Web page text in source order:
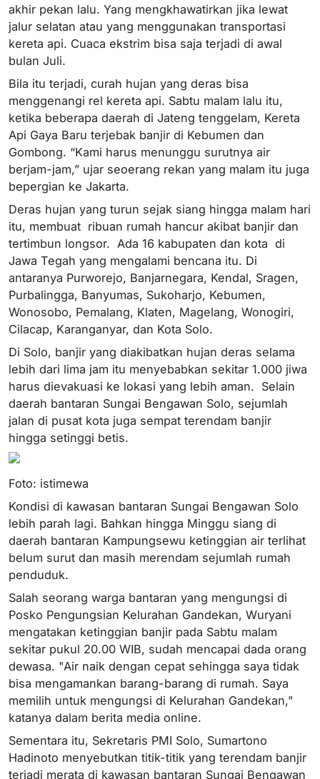
akhir pekan lalu. Yang mengkhawatirkan jika lewat
jalur selatan atau yang menggunakan transportasi
kereta api. Cuaca ekstrim bisa saja terjadi di awal
bulan Juli.
Bila itu terjadi, curah hujan yang deras bisa
menggenangi rel kereta api. Sabtu malam lalu itu,
ketika beberapa daerah di Jateng tenggelam, Kereta
Api Gaya Baru terjebak banjir di Kebumen dan
Gombong. “Kami harus menunggu surutnya air
berjam-jam,” ujar seoerang rekan yang malam itu juga
bepergian ke Jakarta.
Deras hujan yang turun sejak siang hingga malam hari
itu, membuat ribuan rumah hancur akibat banjir dan
tertimbun longsor. Ada 16 kabupaten dan kota di
Jawa Tegah yang mengalami bencana itu. Di
antaranya Purworejo, Banjarnegara, Kendal, Sragen,
Purbalingga, Banyumas, Sukoharjo, Kebumen,
Wonosobo, Pemalang, Klaten, Magelang, Wonogiri,
Cilacap, Karanganyar, dan Kota Solo.
Di Solo, banjir yang diakibatkan hujan deras selama
lebih dari lima jam itu menyebabkan sekitar 1.000 jiwa
harus dievakuasi ke lokasi yang lebih aman. Selain
daerah bantaran Sungai Bengawan Solo, sejumlah
jalan di pusat kota juga sempat terendam banjir
hingga setinggi betis.
Foto: istimewa
Kondisi di kawasan bantaran Sungai Bengawan Solo
lebih parah lagi. Bahkan hingga Minggu siang di
daerah bantaran Kampungsewu ketinggian air terlihat
belum surut dan masih merendam sejumlah rumah
penduduk.
Salah seorang warga bantaran yang mengungsi di
Posko Pengungsian Kelurahan Gandekan, Wuryani
mengatakan ketinggian banjir pada Sabtu malam
sekitar pukul 20.00 WIB, sudah mencapai dada orang
dewasa. "Air naik dengan cepat sehingga saya tidak
bisa mengamankan barang-barang di rumah. Saya
memilih untuk mengungsi di Kelurahan Gandekan,"
katanya dalam berita media online.
Sementara itu, Sekretaris PMI Solo, Sumartono
Hadinoto menyebutkan titik-titik yang terendam banjir
terjadi merata di kawasan bantaran Sungai Bengawan